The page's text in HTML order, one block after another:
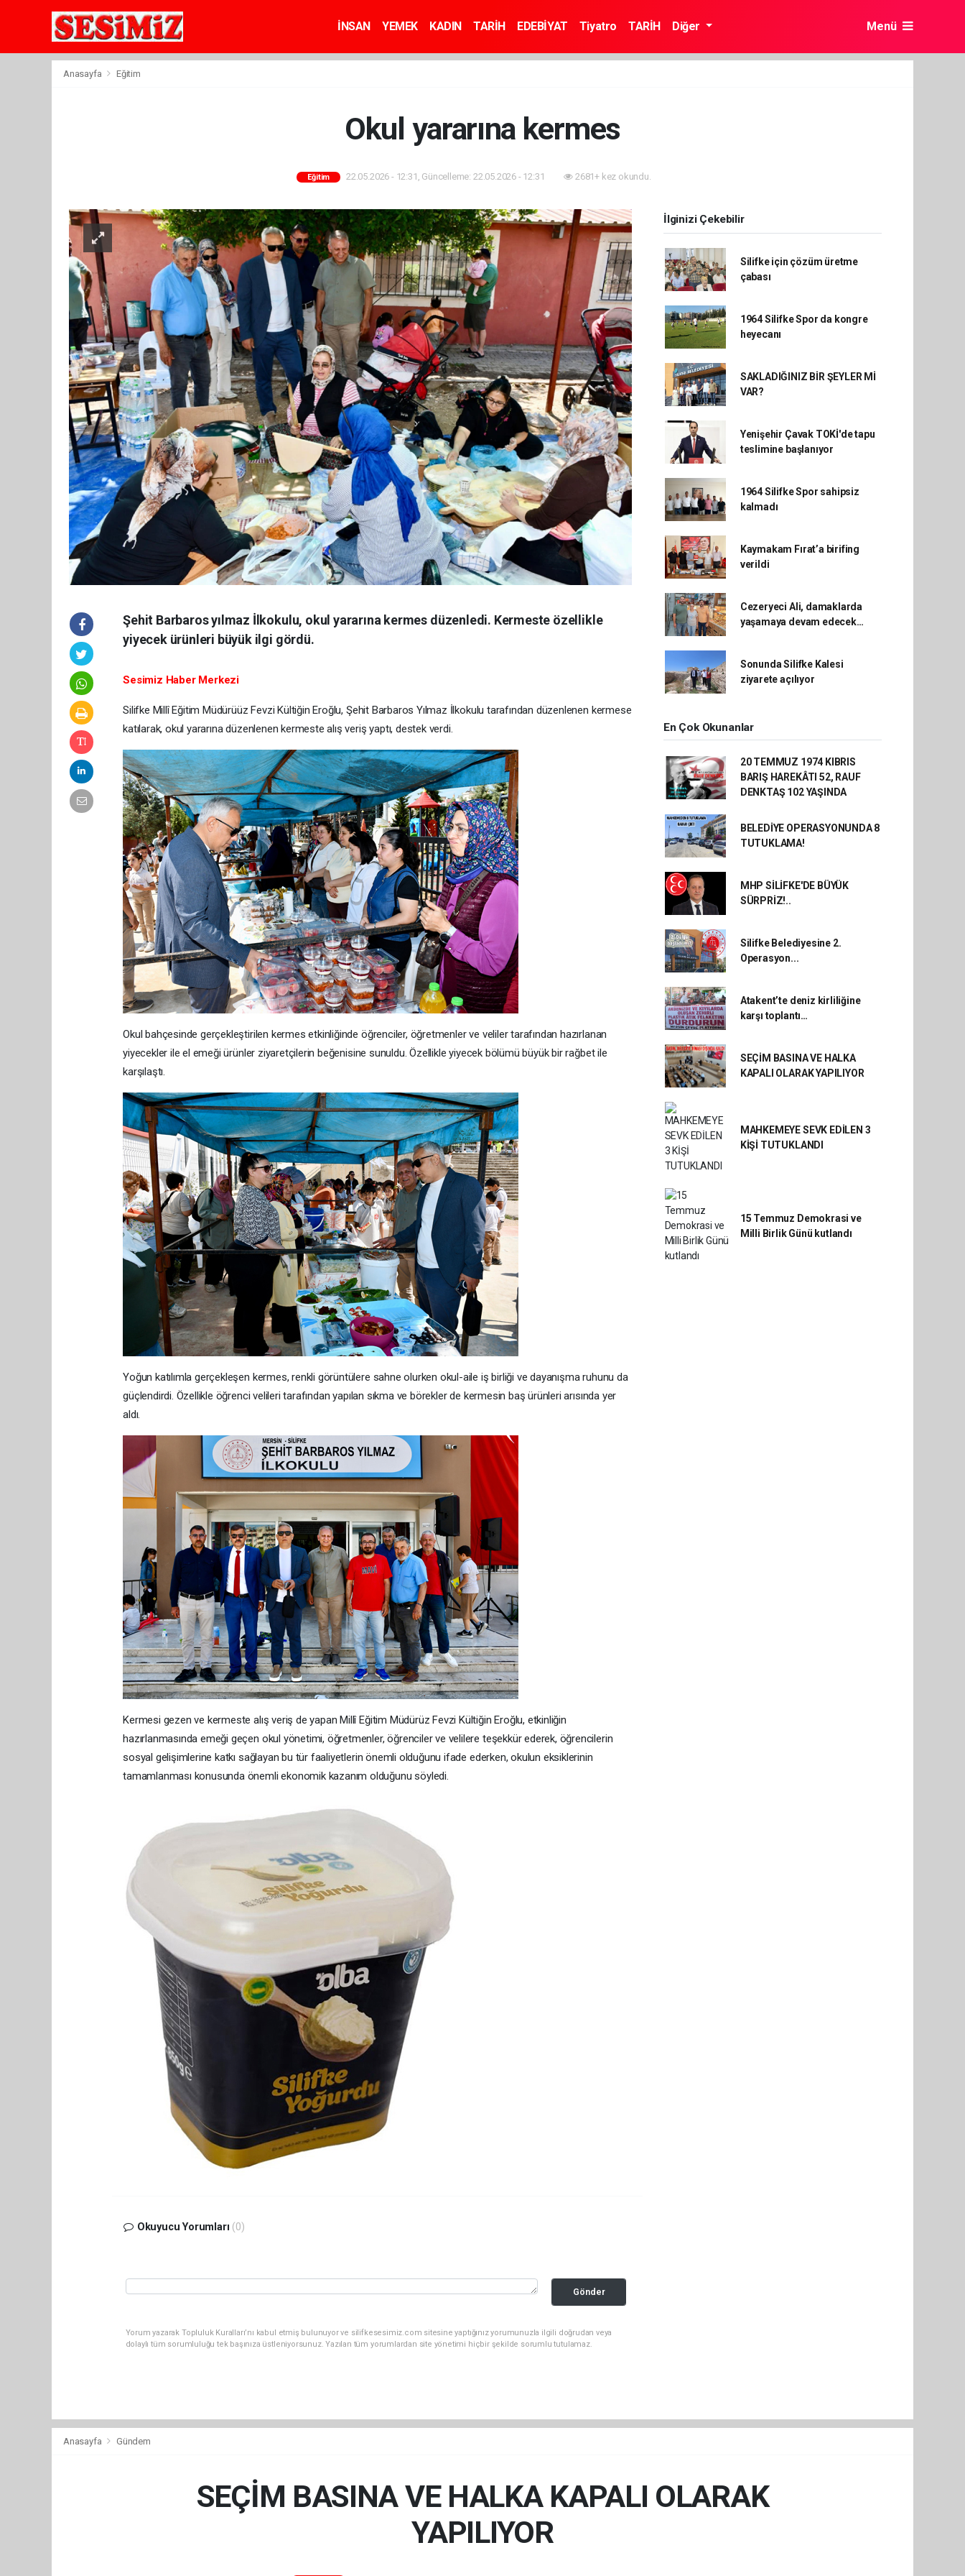
İNSAN YEMEK KADIN TARİH EDEBİYAT Tiyatro TARİH Diğer Menü
Anasayfa Eğitim
Okul yararına kermes
Eğitim 22.05.2026 - 12:31, Güncelleme: 22.05.2026 - 12:31 2681+ kez okundu.
Şehit Barbaros yılmaz İlkokulu, okul yararına kermes düzenledi. Kermeste özellikle
yiyecek ürünleri büyük ilgi gördü.
Sesimiz Haber Merkezi
Silifke Millî Eğitim Müdürüüz Fevzi Kültiğin Eroğlu, Şehit Barbaros Yılmaz İlkokulu tarafından düzenlenen kermese
katılarak, okul yararına düzenlenen kermeste alış veriş yaptı, destek verdi.
Okul bahçesinde gerçekleştirilen kermes etkinliğinde öğrenciler, öğretmenler ve veliler tarafından hazırlanan
yiyecekler ile el emeği ürünler ziyaretçilerin beğenisine sunuldu. Özellikle yiyecek bölümü büyük bir rağbet ile
karşılaştı.
Yoğun katılımla gerçekleşen kermes, renkli görüntülere sahne olurken okul-aile iş birliği ve dayanışma ruhunu da
güçlendirdi. Özellikle öğrenci velileri tarafından yapılan sıkma ve börekler de kermesin baş ürünleri arısında yer
aldı.
Kermesi gezen ve kermeste alış veriş de yapan Millî Eğitim Müdürüz Fevzi Kültiğin Eroğlu, etkinliğin
hazırlanmasında emeği geçen okul yönetimi, öğretmenler, öğrenciler ve velilere teşekkür ederek, öğrencilerin
sosyal gelişimlerine katkı sağlayan bu tür faaliyetlerin önemli olduğunu ifade ederken, okulun eksiklerinin
tamamlanması konusunda önemli ekonomik kazanım olduğunu söyledi.
Okuyucu Yorumları (0)
Gönder
Yorum yazarak Topluluk Kuralları’nı kabul etmiş bulunuyor ve silifkesesimiz.com sitesine yaptığınız yorumunuzla ilgili doğrudan veya
dolaylı tüm sorumluluğu tek başınıza üstleniyorsunuz. Yazılan tüm yorumlardan site yönetimi hiçbir şekilde sorumlu tutulamaz.
İlginizi Çekebilir
Silifke için çözüm üretme
çabası
1964 Silifke Spor da kongre
heyecanı
SAKLADIĞINIZ BİR ŞEYLER Mİ
VAR?
Yenişehir Çavak TOKİ'de tapu
teslimine başlanıyor
1964 Silifke Spor sahipsiz
kalmadı
Kaymakam Fırat’a birifing
verildi
Cezeryeci Ali, damaklarda
yaşamaya devam edecek…
Sonunda Silifke Kalesi
ziyarete açılıyor
En Çok Okunanlar
20 TEMMUZ 1974 KIBRIS
BARIŞ HAREKÂTI 52, RAUF
DENKTAŞ 102 YAŞINDA
BELEDİYE OPERASYONUNDA 8
TUTUKLAMA!
MHP SİLİFKE'DE BÜYÜK
SÜRPRİZ!..
Silifke Belediyesine 2.
Operasyon...
Atakent’te deniz kirliliğine
karşı toplantı…
SEÇİM BASINA VE HALKA
KAPALI OLARAK YAPILIYOR
MAHKEMEYE SEVK EDİLEN 3
KİŞİ TUTUKLANDI
15 Temmuz Demokrasi ve
Milli Birlik Günü kutlandı
Anasayfa Gündem
SEÇİM BASINA VE HALKA KAPALI OLARAK
YAPILIYOR